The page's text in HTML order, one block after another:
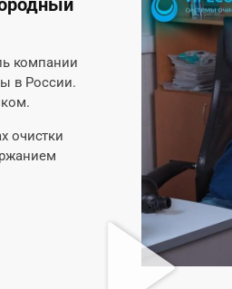
компании
в России.
очистки